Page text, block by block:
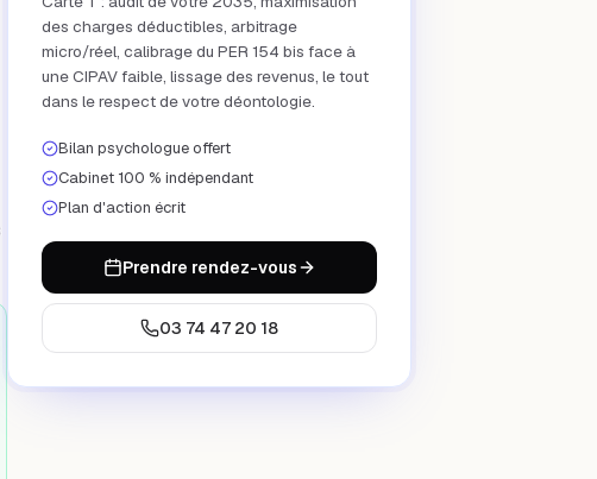
des charges déductibles, arbitrage
micro/réel, calibrage du PER 154 bis face à
une CIPAV faible, lissage des revenus, le tout
dans le respect de votre déontologie.
Bilan psychologue offert
Cabinet 100 % indépendant
Plan d'action écrit
Prendre rendez-vous
03 74 47 20 18